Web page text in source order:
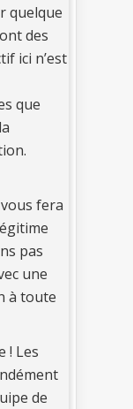
quelque
des
ici n’est
que
fera
pas
une
à toute
! Les
de